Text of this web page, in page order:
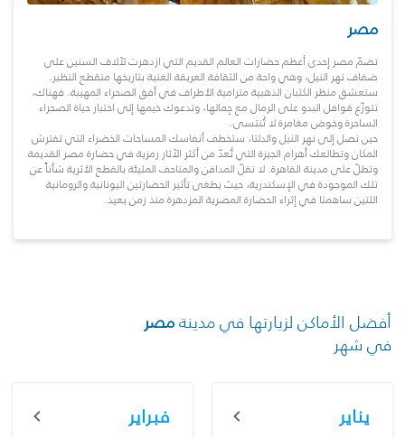
مصر
تضمّ مصر إحدى أعظم حضارات العالم القديم التي ازدهرت لآلاف السنين على
ضفاف نهر النيل، وهي واحة من الثقافة العريقة الغنية بتاريخها منقطع النظير.
ستعشق منظر الكثبان الذهبية مترامية الأطراف في أفق الصحراء المهيبة. فهناك،
تتوزّع قوافل البدو على الرمال مع جِمالها، وتدعوك خيمها إلى اختبار حياة الصحراء
الساحرة وخوض مغامرة لا تُنتسى.
حين تصل إلى نهر النيل والدلتا، ستخطف أنفاسك المساحات الخضراء التي تفترش
المكان وتطالعك أهرام الجيزة التي تُعدّ من أكثر الآثار رمزية في حضارة مصر القديمة
وتطلّ على مدينة القاهرة. لا تقلّ المدافن والمتاحف المليئة بالقطع الأثرية شأناً عن
تلك الموجودة في الإسكندرية، حيث يطغى تأثير الحضارتين اليونانية والرومانية
اللتين ساهمتا في إثراء الحضارة المصرية المزدهرة منذ زمن بعيد.
أفضل الأماكن لزيارتها في مدينةمصر
في شهر
يناير فبراير